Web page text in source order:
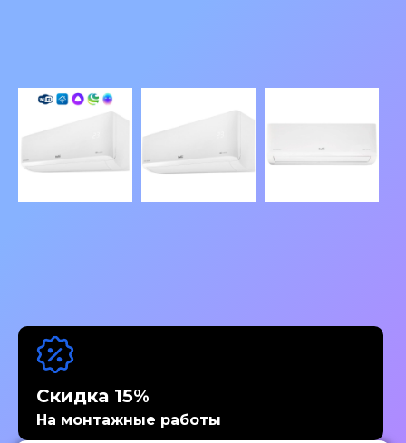
Скидка 15%
На монтажные работы